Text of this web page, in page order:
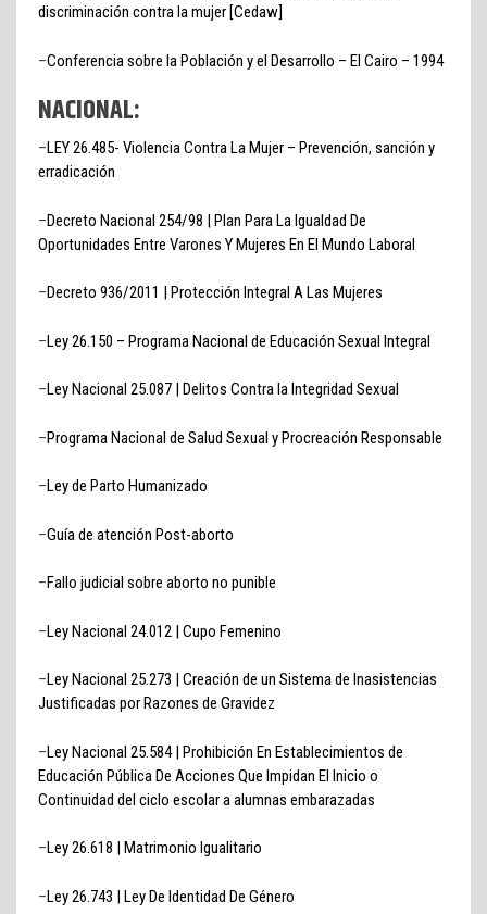
discriminación contra la mujer [Cedaw]
–Conferencia sobre la Población y el Desarrollo – El Cairo – 1994
NACIONAL:
–LEY 26.485- Violencia Contra La Mujer – Prevención, sanción y
erradicación
–Decreto Nacional 254/98 | Plan Para La Igualdad De
Oportunidades Entre Varones Y Mujeres En El Mundo Laboral
–Decreto 936/2011 | Protección Integral A Las Mujeres
–Ley 26.150 – Programa Nacional de Educación Sexual Integral
–Ley Nacional 25.087 | Delitos Contra la Integridad Sexual
–Programa Nacional de Salud Sexual y Procreación Responsable
–Ley de Parto Humanizado
–Guía de atención Post-aborto
–Fallo judicial sobre aborto no punible
–Ley Nacional 24.012 | Cupo Femenino
–Ley Nacional 25.273 | Creación de un Sistema de Inasistencias
Justificadas por Razones de Gravidez
–Ley Nacional 25.584 | Prohibición En Establecimientos de
Educación Pública De Acciones Que Impidan El Inicio o
Continuidad del ciclo escolar a alumnas embarazadas
–Ley 26.618 | Matrimonio Igualitario
–Ley 26.743 | Ley De Identidad De Género